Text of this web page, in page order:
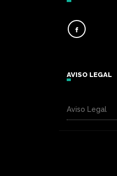
AVISO LEGAL
Aviso Legal